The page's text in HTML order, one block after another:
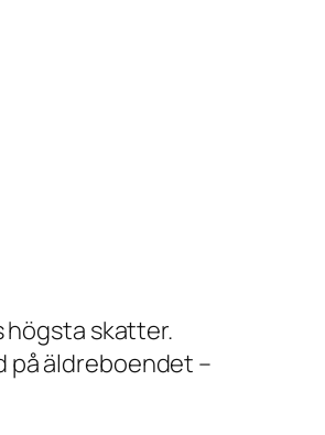
högsta skatter.
på äldreboendet –